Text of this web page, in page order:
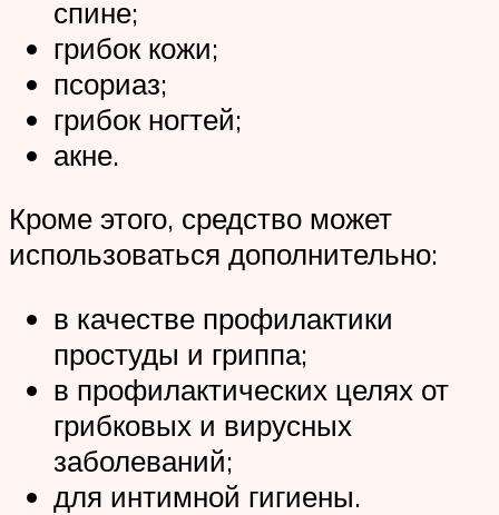
спине;
грибок кожи;
псориаз;
грибок ногтей;
акне.
Кроме этого, средство может
использоваться дополнительно:
в качестве профилактики
простуды и гриппа;
в профилактических целях от
грибковых и вирусных
заболеваний;
для интимной гигиены.